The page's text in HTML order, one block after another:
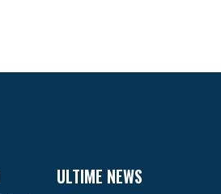
ULTIME NEWS